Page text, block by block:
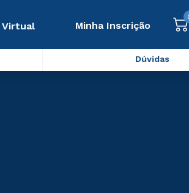
Virtual Minha Inscrição
Dúvidas